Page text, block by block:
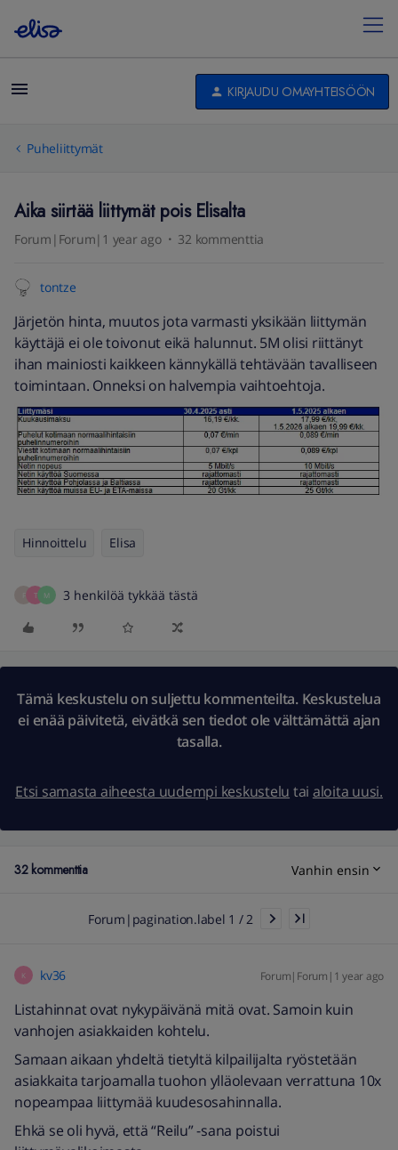
KIRJAUDU OMAYHTEISÖÖN
Puheliittymät
Aika siirtää liittymät pois Elisalta
Forum|Forum|1 year ago 32 kommenttia
tontze
Järjetön hinta, muutos jota varmasti yksikään liittymän
käyttäjä ei ole toivonut eikä halunnut. 5M olisi riittänyt
ihan mainiosti kaikkeen kännykällä tehtävään tavalliseen
toimintaan. Onneksi on halvempia vaihtoehtoja.
Hinnoittelu Elisa
T M 3 henkilöä tykkää tästä
Tämä keskustelu on suljettu kommenteilta. Keskustelua
ei enää päivitetä, eivätkä sen tiedot ole välttämättä ajan
tasalla.
Etsi samasta aiheesta uudempi keskustelu tai aloita uusi.
32 kommenttia Vanhin ensin
Forum|pagination.label 1 / 2
K kv36 Forum|Forum|1 year ago
Listahinnat ovat nykypäivänä mitä ovat. Samoin kuin
vanhojen asiakkaiden kohtelu.
Samaan aikaan yhdeltä tietyltä kilpailijalta ryöstetään
asiakkaita tarjoamalla tuohon ylläolevaan verrattuna 10x
nopeampaa liittymää kuudesosahinnalla.
Ehkä se oli hyvä, että “Reilu” -sana poistui